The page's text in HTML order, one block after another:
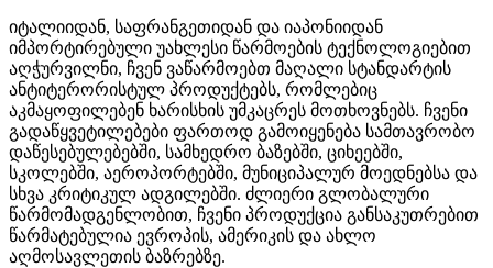
იტალიიდან, საფრანგეთიდან და იაპონიიდან
იმპორტირებული უახლესი წარმოების ტექნოლოგიებით
აღჭურვილნი, ჩვენ ვაწარმოებთ მაღალი სტანდარტის
ანტიტერორისტულ პროდუქტებს, რომლებიც
აკმაყოფილებენ ხარისხის უმკაცრეს მოთხოვნებს. ჩვენი
გადაწყვეტილებები ფართოდ გამოიყენება სამთავრობო
დაწესებულებებში, სამხედრო ბაზებში, ციხეებში,
სკოლებში, აეროპორტებში, მუნიციპალურ მოედნებსა და
სხვა კრიტიკულ ადგილებში. ძლიერი გლობალური
წარმომადგენლობით, ჩვენი პროდუქცია განსაკუთრებით
წარმატებულია ევროპის, ამერიკის და ახლო
აღმოსავლეთის ბაზრებზე.